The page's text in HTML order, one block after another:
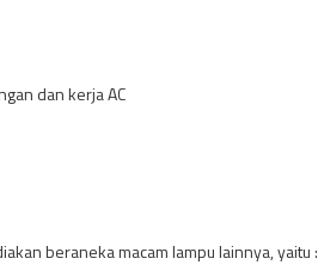
dan kerja AC
beraneka macam lampu lainnya, yaitu :